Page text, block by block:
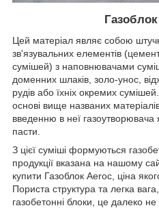
Цей матеріал являє собою
зв'язувальних елементів
сумішей) з наповнювачами
доменних шлаків, золо-унос,
рудів або їхніх окремих
основі вище названих
введенню в неї газоутворювача
пасти.
З цієї суміші формуються
продукції вказана на нашому
купити Газоблок Aeroc, ціна
Пориста структура та легка
газобетонні блоки, це далеко не